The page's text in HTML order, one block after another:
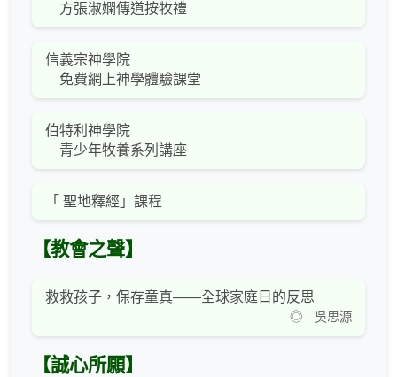
方張淑嫻傳道按牧禮
信義宗神學院
免費網上神學體驗課堂
伯特利神學院
青少年牧養系列講座
「 聖地釋經」課程
【教會之聲】
救救孩子，保存童真——全球家庭日的反思
◎ 吳思源
【誠心所願】